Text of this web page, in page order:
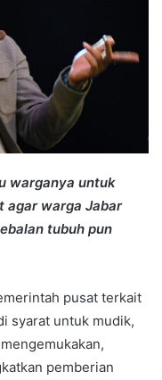
warganya untuk
agar warga Jabar
tubuh pun
pusat terkait
syarat untuk mudik,
pemberian